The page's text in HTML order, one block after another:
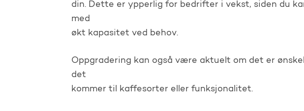
din. Dette er ypperlig for bedrifter i vekst, siden du
med
økt kapasitet ved behov.
Oppgradering kan også være aktuelt om det er
det
kommer til kaffesorter eller funksjonalitet.